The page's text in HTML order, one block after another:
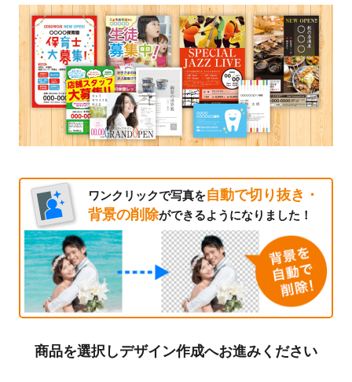
ワンクリックで写真を自動で切り抜き・
背景の削除ができるようになりました！
商品を選択しデザイン作成へお進みください